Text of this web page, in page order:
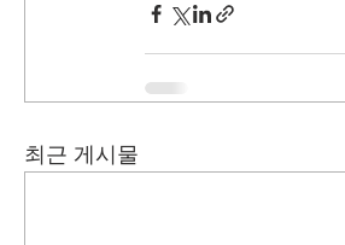
최근 게시물